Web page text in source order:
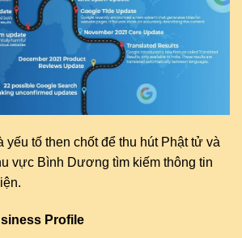
tố then chốt để thu hút Phật tử và
vực Bình Dương tìm kiếm thông tin
Profile